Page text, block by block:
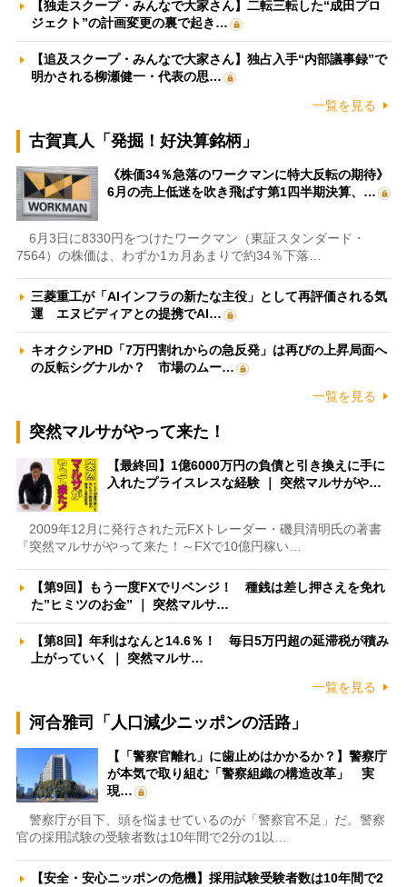
【独走スクープ・みんなで大家さん】二転三転した“成田プロ
ジェクト”の計画変更の裏で起き…
【追及スクープ・みんなで大家さん】独占入手“内部議事録”で
明かされる柳瀬健一・代表の思…
一覧を見る
古賀真人「発掘！好決算銘柄」
《株価34％急落のワークマンに特大反転の期待》
6月の売上低迷を吹き飛ばす第1四半期決算、…
6月3日に8330円をつけたワークマン（東証スタンダード・
7564）の株価は、わずか1カ月あまりで約34％下落…
三菱重工が「AIインフラの新たな主役」として再評価される気
運 エヌビディアとの提携でAI…
キオクシアHD「7万円割れからの急反発」は再びの上昇局面へ
の反転シグナルか？ 市場のムー…
一覧を見る
突然マルサがやって来た！
【最終回】1億6000万円の負債と引き換えに手に
入れたプライスレスな経験 ｜ 突然マルサがや…
2009年12月に発行された元FXトレーダー・磯貝清明氏の著書
『突然マルサがやって来た！～FXで10億円稼い…
【第9回】もう一度FXでリベンジ！ 種銭は差し押さえを免れ
た”ヒミツのお金” ｜ 突然マルサ…
【第8回】年利はなんと14.6％！ 毎日5万円超の延滞税が積み
上がっていく ｜ 突然マルサ…
一覧を見る
河合雅司「人口減少ニッポンの活路」
【「警察官離れ」に歯止めはかかるか？】警察庁
が本気で取り組む「警察組織の構造改革」 実
現…
警察庁が目下、頭を悩ませているのが「警察官不足」だ。警察
官の採用試験の受験者数は10年間で2分の1以…
【安全・安心ニッポンの危機】採用試験受験者数は10年間で2